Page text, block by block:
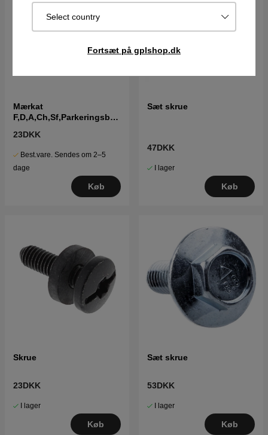
Select country
Fortsæt på gplshop.dk
Mærkat
F,D,A,Ch,Sf,Parkeringsbre
23DKK
Best.vare. Sendes om 2–5
dage
Køb
Sæt skrue
47DKK
I lager
Køb
Skrue
23DKK
I lager
Køb
Sæt skrue
53DKK
I lager
Køb